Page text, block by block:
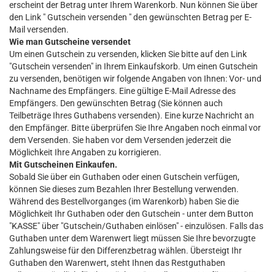
erscheint der Betrag unter Ihrem Warenkorb. Nun können Sie über
den Link " Gutschein versenden " den gewünschten Betrag per E-
Mail versenden.
Wie man Gutscheine versendet
Um einen Gutschein zu versenden, klicken Sie bitte auf den Link
"Gutschein versenden" in Ihrem Einkaufskorb. Um einen Gutschein
zu versenden, benötigen wir folgende Angaben von Ihnen: Vor- und
Nachname des Empfängers. Eine gültige E-Mail Adresse des
Empfängers. Den gewünschten Betrag (Sie können auch
Teilbeträge Ihres Guthabens versenden). Eine kurze Nachricht an
den Empfänger. Bitte überprüfen Sie Ihre Angaben noch einmal vor
dem Versenden. Sie haben vor dem Versenden jederzeit die
Möglichkeit Ihre Angaben zu korrigieren.
Mit Gutscheinen Einkaufen.
Sobald Sie über ein Guthaben oder einen Gutschein verfügen,
können Sie dieses zum Bezahlen Ihrer Bestellung verwenden.
Während des Bestellvorganges (im Warenkorb) haben Sie die
Möglichkeit Ihr Guthaben oder den Gutschein - unter dem Button
"KASSE" über "Gutschein/Guthaben einlösen" - einzulösen. Falls das
Guthaben unter dem Warenwert liegt müssen Sie Ihre bevorzugte
Zahlungsweise für den Differenzbetrag wählen. Übersteigt Ihr
Guthaben den Warenwert, steht Ihnen das Restguthaben